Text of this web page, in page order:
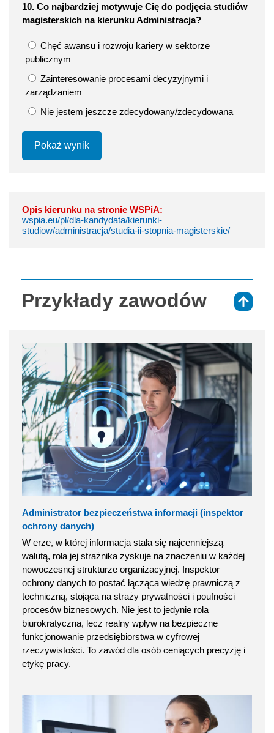
10. Co najbardziej motywuje Cię do podjęcia studiów
magisterskich na kierunku Administracja?
Chęć awansu i rozwoju kariery w sektorze
publicznym
Zainteresowanie procesami decyzyjnymi i
zarządzaniem
Nie jestem jeszcze zdecydowany/zdecydowana
Pokaż wynik
Opis kierunku na stronie WSPiA:
wspia.eu/pl/dla-kandydata/kierunki-
studiow/administracja/studia-ii-stopnia-magisterskie/
Przykłady zawodów
Administrator bezpieczeństwa informacji (inspektor
ochrony danych)
W erze, w której informacja stała się najcenniejszą
walutą, rola jej strażnika zyskuje na znaczeniu w każdej
nowoczesnej strukturze organizacyjnej. Inspektor
ochrony danych to postać łącząca wiedzę prawniczą z
techniczną, stojąca na straży prywatności i poufności
procesów biznesowych. Nie jest to jedynie rola
biurokratyczna, lecz realny wpływ na bezpieczne
funkcjonowanie przedsiębiorstwa w cyfrowej
rzeczywistości. To zawód dla osób ceniących precyzję i
etykę pracy.